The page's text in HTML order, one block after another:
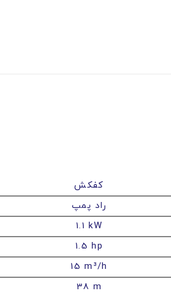
کفکش
راد پمپ
1.1 kW
1.5 hp
15 m³/h
38 m